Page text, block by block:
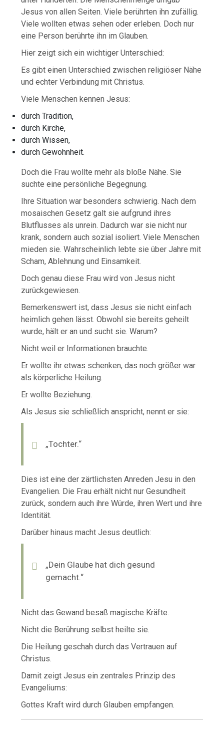
Jesus von allen Seiten. Viele berührten ihn zufällig.
Viele wollten etwas sehen oder erleben. Doch nur
eine Person berührte ihn im Glauben.
Hier zeigt sich ein wichtiger Unterschied:
Es gibt einen Unterschied zwischen religiöser Nähe
und echter Verbindung mit Christus.
Viele Menschen kennen Jesus:
durch Tradition,
durch Kirche,
durch Wissen,
durch Gewohnheit.
Doch die Frau wollte mehr als bloße Nähe. Sie
suchte eine persönliche Begegnung.
Ihre Situation war besonders schwierig. Nach dem
mosaischen Gesetz galt sie aufgrund ihres
Blutflusses als unrein. Dadurch war sie nicht nur
krank, sondern auch sozial isoliert. Viele Menschen
mieden sie. Wahrscheinlich lebte sie über Jahre mit
Scham, Ablehnung und Einsamkeit.
Doch genau diese Frau wird von Jesus nicht
zurückgewiesen.
Bemerkenswert ist, dass Jesus sie nicht einfach
heimlich gehen lässt. Obwohl sie bereits geheilt
wurde, hält er an und sucht sie. Warum?
Nicht weil er Informationen brauchte.
Er wollte ihr etwas schenken, das noch größer war
als körperliche Heilung.
Er wollte Beziehung.
Als Jesus sie schließlich anspricht, nennt er sie:
„Tochter.“
Dies ist eine der zärtlichsten Anreden Jesu in den
Evangelien. Die Frau erhält nicht nur Gesundheit
zurück, sondern auch ihre Würde, ihren Wert und ihre
Identität.
Darüber hinaus macht Jesus deutlich:
„Dein Glaube hat dich gesund
gemacht.“
Nicht das Gewand besaß magische Kräfte.
Nicht die Berührung selbst heilte sie.
Die Heilung geschah durch das Vertrauen auf
Christus.
Damit zeigt Jesus ein zentrales Prinzip des
Evangeliums:
Gottes Kraft wird durch Glauben empfangen.